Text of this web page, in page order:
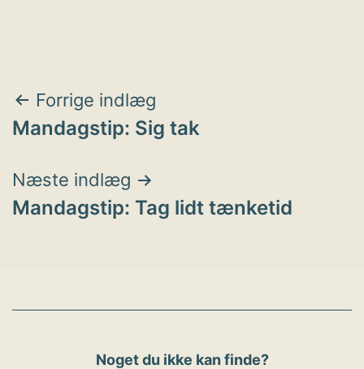
Indlægsnavigation
Forrige indlæg
Mandagstip: Sig tak
Næste indlæg
Mandagstip: Tag lidt tænketid
Noget du ikke kan finde?